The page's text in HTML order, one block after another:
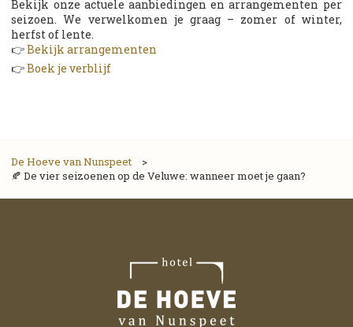
Bekijk onze actuele aanbiedingen en arrangementen per
seizoen. We verwelkomen je graag – zomer of winter,
herfst of lente.
👉Bekijk arrangementen
👉Boek je verblijf
De Hoeve van Nunspeet
>
🍂 De vier seizoenen op de Veluwe: wanneer moet je gaan?